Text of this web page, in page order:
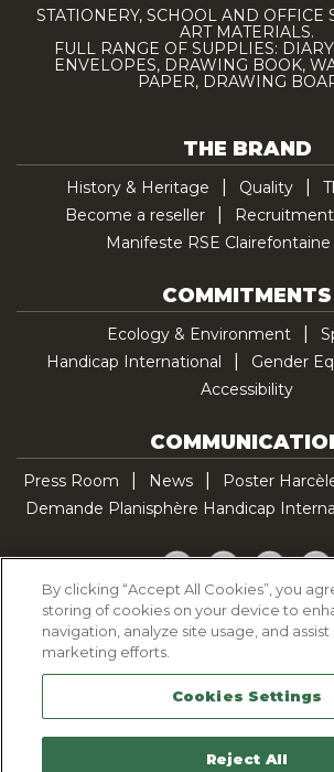
STATIONERY, SCHOOL AND OFFICE
ART MATERIALS.
FULL RANGE OF SUPPLIES:
ENVELOPES, DRAWING BOOK,
PAPER, DRAWING
THE BRAND
History & Heritage Quality
Become a reseller
Recruitment
Manifeste RSE
COMMITMENTS
Ecology & Environment
Handicap International
Gender
Accessibility
Press Room News
Poster
Demande Planisphère Handicap
Facebook
Twitter
Cookie Policy
Legal Notice
Sitemap
Contactez-nous
By clicking “Accept All Cookies”, you
storing of cookies on your device to
navigation, analyze site usage, and assist
marketing efforts.
Cookies Settings
Reject All